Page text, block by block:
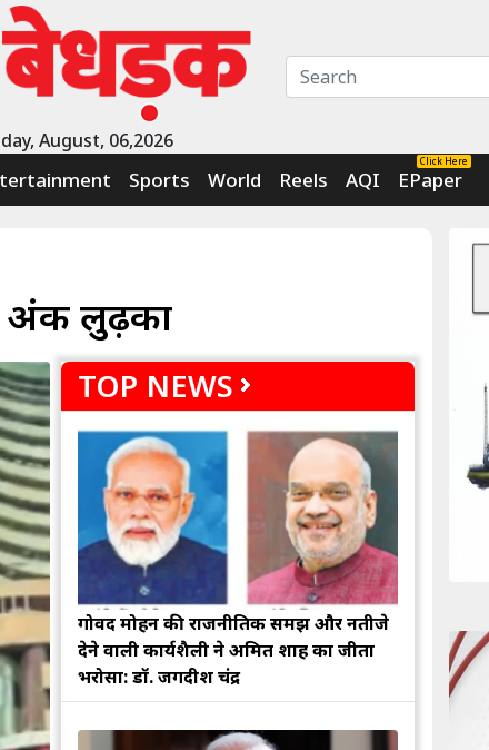
August, 06,2026
Sports World Reels AQI
Click Here
EPaper
अंक लुढ़का
TOP NEWS
गोविंद मोहन की राजनीतिक समझ और नतीजे
देने वाली कार्यशैली ने अमित शाह का जीता
भरोसा: डॉ. जगदीश चंद्र